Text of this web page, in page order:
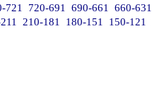
721 720-691 690-661 660-631
210-181 180-151 150-121